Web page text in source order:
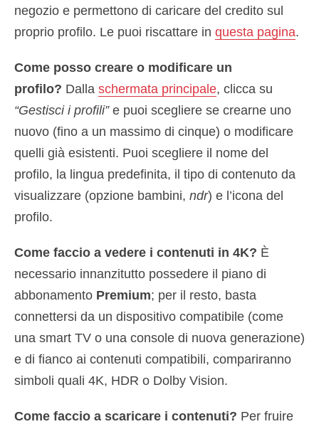
negozio e permettono di caricare del credito sul
proprio profilo. Le puoi riscattare in questa pagina.
Come posso creare o modificare un
profilo? Dalla schermata principale, clicca su
“Gestisci i profili” e puoi scegliere se crearne uno
nuovo (fino a un massimo di cinque) o modificare
quelli già esistenti. Puoi scegliere il nome del
profilo, la lingua predefinita, il tipo di contenuto da
visualizzare (opzione bambini, ndr) e l’icona del
profilo.
Come faccio a vedere i contenuti in 4K? È
necessario innanzitutto possedere il piano di
abbonamento Premium; per il resto, basta
connettersi da un dispositivo compatibile (come
una smart TV o una console di nuova generazione)
e di fianco ai contenuti compatibili, compariranno
simboli quali 4K, HDR o Dolby Vision.
Come faccio a scaricare i contenuti? Per fruire